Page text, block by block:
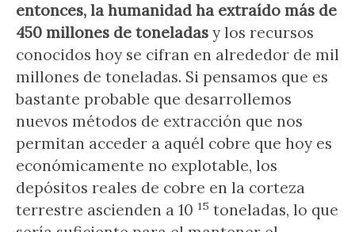
entonces, la humanidad ha extraído más de
450 millones de toneladas y los recursos
conocidos hoy se cifran en alrededor de mil
millones de toneladas. Si pensamos que es
bastante probable que desarrollemos
nuevos métodos de extracción que nos
permitan acceder a aquél cobre que hoy es
económicamente no explotable, los
depósitos reales de cobre en la corteza
terrestre ascienden a 10 15 toneladas, lo que